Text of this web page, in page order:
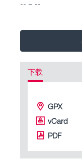
-- – --
下载
GPX
vCard
PDF